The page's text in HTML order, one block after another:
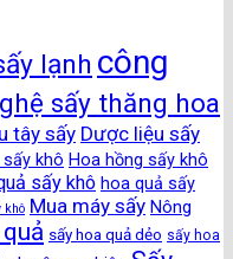
lạnh công
sấy thăng hoa
tây sấy Dược liệu sấy
sấy khô Hoa hồng sấy khô
sấy khô hoa quả sấy
khô Mua máy sấy Nông
sấy hoa quả dẻo sấy hoa